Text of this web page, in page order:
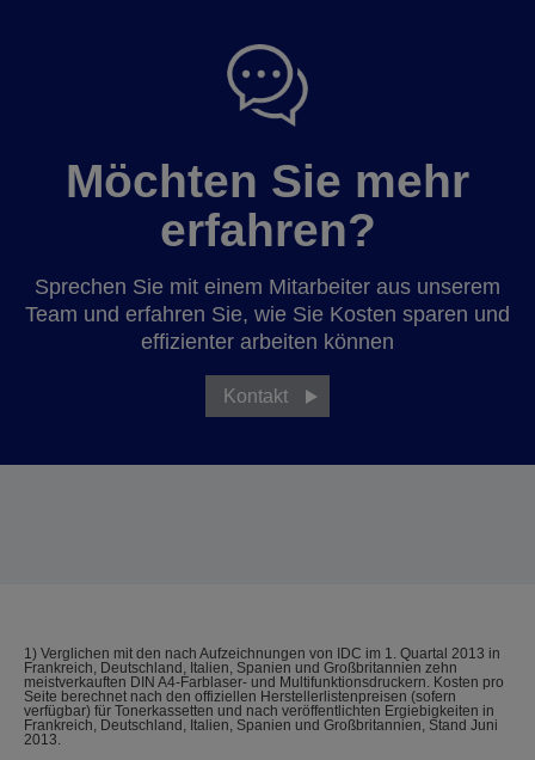
Möchten Sie mehr
erfahren?
Sprechen Sie mit einem Mitarbeiter aus unserem
Team und erfahren Sie, wie Sie Kosten sparen und
effizienter arbeiten können
Kontakt
1) Verglichen mit den nach Aufzeichnungen von IDC im 1. Quartal 2013 in
Frankreich, Deutschland, Italien, Spanien und Großbritannien zehn
meistverkauften DIN A4-Farblaser- und Multifunktionsdruckern. Kosten pro
Seite berechnet nach den offiziellen Herstellerlistenpreisen (sofern
verfügbar) für Tonerkassetten und nach veröffentlichten Ergiebigkeiten in
Frankreich, Deutschland, Italien, Spanien und Großbritannien, Stand Juni
2013.